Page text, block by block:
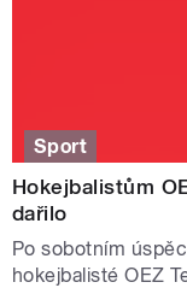
Sport
Hokejbalistům
dařilo
Po sobotním
hokejbalisté OEZ